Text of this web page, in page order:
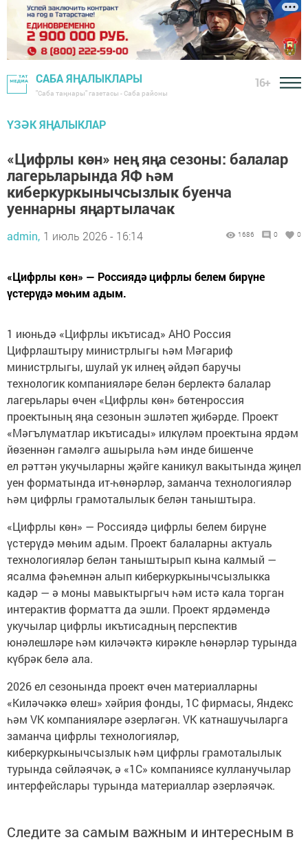
САБА ЯҢАЛЫКЛАРЫ
"Саба таңнары" газетасы - Саба районы
16+
ҮЗӘК ЯҢАЛЫКЛАР
«Цифрлы көн» нең яңа сезоны: балалар
лагерьларында ЯФ һәм
киберкуркынычсызлык буенча
уеннарны яңартылачак
admin, 1 июль 2026 - 16:14 1686 0 0
«Цифрлы көн» — Россиядә цифрлы белем бирүне
үстерүдә мөһим адым.
1 июньдә «Цифрлы икътисад» АНО Россия
Цифрлаштыру министрлыгы һәм Мәгариф
министрлыгы, шулай ук илнең әйдәп баручы
технологик компанияләре белән берлектә балалар
лагерьлары өчен «Цифрлы көн» бөтенроссия
проектының яңа сезонын эшләтеп җибәрде. Проект
«Мәгълүматлар икътисады» илкүләм проектына ярдәм
йөзеннән гамәлгә ашырыла һәм инде бишенче
ел рәттән укучыларны җәйге каникул вакытында җиңел
уен форматында ит-һөнәрләр, заманча технологияләр
һәм цифрлы грамоталылык белән таныштыра.
«Цифрлы көн» — Россиядә цифрлы белем бирүне
үстерүдә мөһим адым. Проект балаларны актуаль
технологияләр белән таныштырып кына калмый —
ясалма фәһемнән алып киберкуркынычсызлыкка
кадәр — ә моны мавыктыргыч һәм истә кала торган
интерактив форматта да эшли. Проект ярдәмендә
укучылар цифрлы икътисадның перспектив
юнәлешләре һәм киләчәктә кирәкле һөнәрләр турында
күбрәк белә ала.
2026 ел сезонында проект өчен материалларны
«Киләчәккә өлеш» хәйрия фонды, 1С фирмасы, Яндекс
һәм VK компанияләре әзерләгән. VK катнашучыларга
заманча цифрлы технологияләр,
киберкуркынычсызлык һәм цифрлы грамоталылык
турында сөйләячәк, ә «1С» компаниясе кулланучылар
интерфейслары турында материаллар әзерләячәк.
Следите за самым важным и интересным в